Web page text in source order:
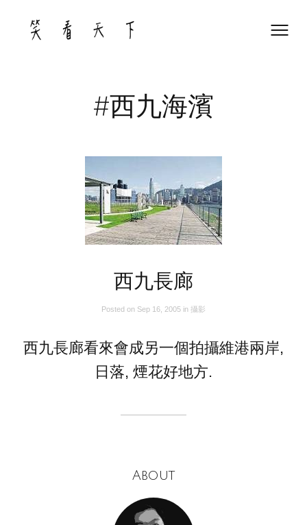
content
#西九海濱
西九長廊
Posted on Sep 16, 2005 in 攝影
西九長廊看來會成另一個拍攝維港兩岸,
日落, 煙花好地方.
About